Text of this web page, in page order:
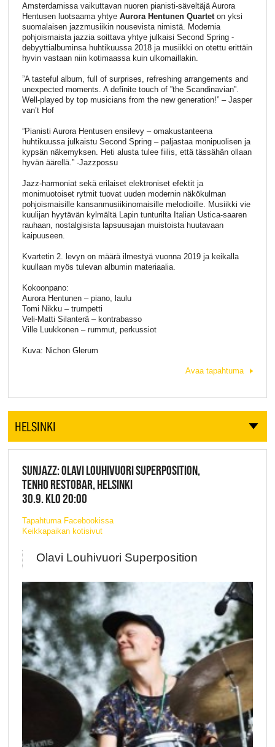
Amsterdamissa vaikuttavan nuoren pianisti-säveltäjä Aurora
Hentusen luotsaama yhtyeAurora Hentunen Quarteton yksi
suomalaisen jazzmusiikin nousevista nimistä. Modernia
pohjoismaista jazzia soittava yhtye julkaisi Second Spring -
debyyttialbuminsa huhtikuussa 2018 ja musiikki on otettu erittäin
hyvin vastaan niin kotimaassa kuin ulkomaillakin.
”A tasteful album, full of surprises, refreshing arrangements and
unexpected moments. A definite touch of ”the Scandinavian”.
Well-played by top musicians from the new generation!” – Jasper
van’t Hof
”Pianisti Aurora Hentusen ensilevy – omakustanteena
huhtikuussa julkaistu Second Spring – paljastaa monipuolisen ja
kypsän näkemyksen. Heti alusta tulee fiilis, että tässähän ollaan
hyvän äärellä.” -Jazzpossu
Jazz-harmoniat sekä erilaiset elektroniset efektit ja
monimuotoiset rytmit tuovat uuden modernin näkökulman
pohjoismaisille kansanmusiikinomaisille melodioille. Musiikki vie
kuulijan hyytävän kylmältä Lapin tunturilta Italian Ustica-saaren
rauhaan, nostalgisista lapsuusajan muistoista huutavaan
kaipuuseen.
Kvartetin 2. levyn on määrä ilmestyä vuonna 2019 ja keikalla
kuullaan myös tulevan albumin materiaalia.
Kokoonpano:
Aurora Hentunen – piano, laulu
Tomi Nikku – trumpetti
Veli-Matti Silanterä – kontrabasso
Ville Luukkonen – rummut, perkussiot
Kuva: Nichon Glerum
Avaa tapahtuma
HELSINKI
SUNJAZZ: OLAVI LOUHIVUORI SUPERPOSITION,
TENHO RESTOBAR, HELSINKI
30.9. KLO 20:00
Tapahtuma Facebookissa
Keikkapaikan kotisivut
Olavi Louhivuori Superposition